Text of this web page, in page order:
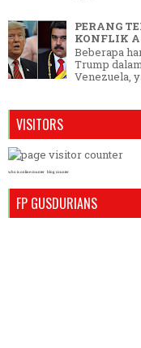
PERANG
KONFLIK
Beberapa
Trump
Venezuela,
VISITORS
who is online counter blog counter
FP GUSDURIANS